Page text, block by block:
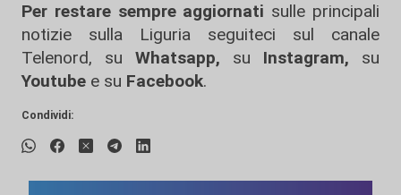
Per restare sempre aggiornati sulle principali
notizie sulla Liguria seguiteci sul canale
Telenord, su
Whatsapp, su Instagram, su
Youtube e su Facebook.
Condividi: